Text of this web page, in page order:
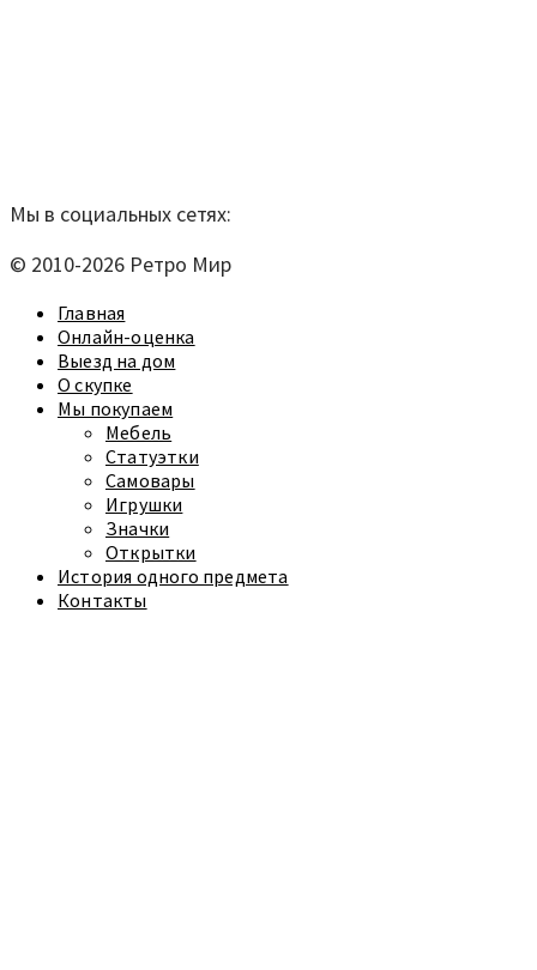
Мы в социальных сетях:
© 2010-2026 Ретро Мир
Главная
Онлайн-оценка
Выезд на дом
О скупке
Мы покупаем
Мебель
Статуэтки
Самовары
Игрушки
Значки
Открытки
История одного предмета
Контакты